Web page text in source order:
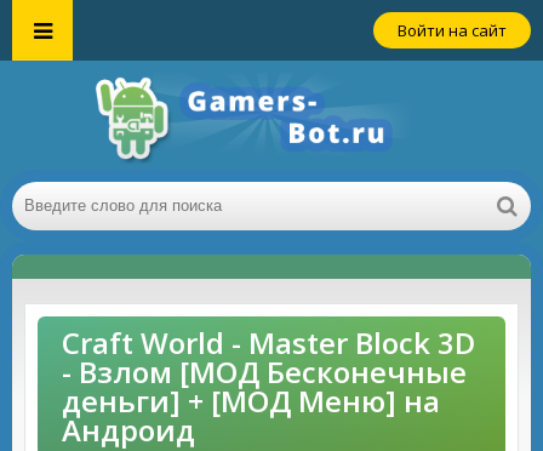
Войти на сайт
Craft World - Master Block 3D
- Взлом [МОД Бесконечные
деньги] + [МОД Меню] на
Андроид